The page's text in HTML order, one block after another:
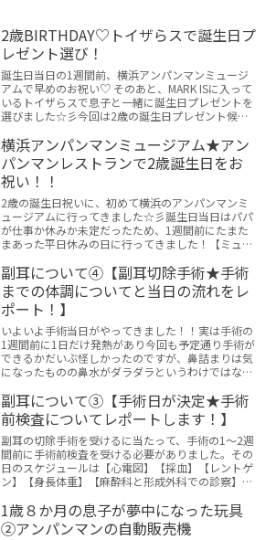
2歳BIRTHDAY♡トイザらスで誕生日プ
レゼント選び！
誕生日当日の1週間前、横浜アンパンマンミュージ
アムで早めのお祝い♡ そのあと、MARK ISに入って
いるトイザらスで息子と一緒に誕生日プレゼントを
選びました☆彡今回は2歳の誕生日プレゼント候補
いと思います！
横浜アンパンマンミュージアム★アン
パンマンレストランで2歳誕生日をお
祝い！！
2歳の誕生日祝いに、初めて横浜のアンパンマンミ
ュージアムに行ってきました☆彡誕生日当日はパパ
が仕事か休みか未定だったため、1週間前にたまた
まあった平日休みの日に行ってきました！【ミュー
ジア...
副耳について④【副耳切除手術★手術
までの体調についてと当日の流れをレ
ポート！】
いよいよ手術当日がやってきました！！実は手術の
1週間前に1日だけ発熱があり今回も予定通り手術が
できるかだいぶ怪しかったのですが、鼻詰まりは気
になったものの鼻水がダラダラというわけではなく
一気に調...
副耳について③【手術日が決定★手術
前検査についてレポートします！】
副耳の切除手術を受けるに当たって、手術の1～2週
間前に手術前検査を受ける必要がありました。その
日のスケジュールは【心電図】【採血】【レントゲ
ン】【身長体重】【麻酔科と形成外科での診察】
キドキ。。...
1歳８か月の息子が夢中になった玩具
②アンパンマンの自動販売機